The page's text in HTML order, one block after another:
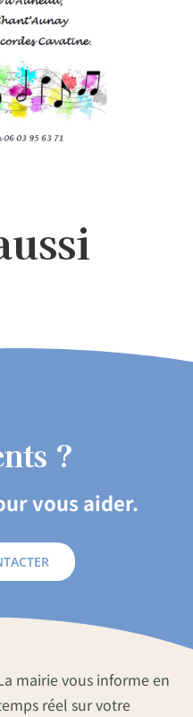
?
vous aider.
mairie vous informe en
réel sur votre